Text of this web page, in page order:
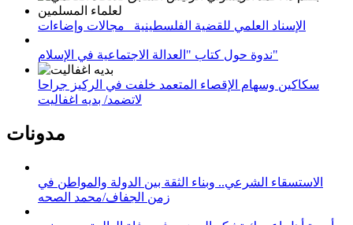
الإسناد العلمي للقضية الفلسطينية_ مجالات وإضاءات
ندوة حول كتاب "العدالة الاجتماعية في الإسلام"
سكاكين وسهام الإقصاء المتعمد خلفت في الركيز جراحا
لاتضمد/ بديه اغفاليت
مدونات
الاستسقاء الشرعي.. وبناء الثقة بين الدولة والمواطن في
زمن الجفاف/محمد الصحه